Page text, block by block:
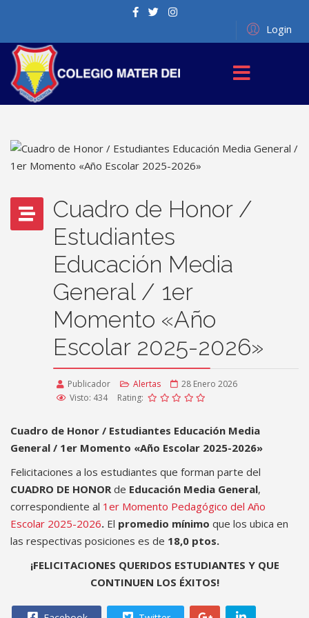
Login
Cuadro de Honor /
Estudiantes
Educación Media
General / 1er
Momento «Año
Escolar 2025-2026»
Publicador Alertas
28 Enero 2026
Visto: 434
Rating:
Cuadro de Honor / Estudiantes Educación Media
General / 1er Momento «Año Escolar 2025-2026»
Felicitaciones a los estudiantes que forman parte del
CUADRO DE HONORde Educación Media General,
correspondiente al 1er Momento Pedagógico del Año
Escolar 2025-2026. El promedio mínimo que los ubica en
las respectivas posiciones es de 18,0 ptos.
¡FELICITACIONES QUERIDOS ESTUDIANTES Y QUE
CONTINUEN LOS ÉXITOS!